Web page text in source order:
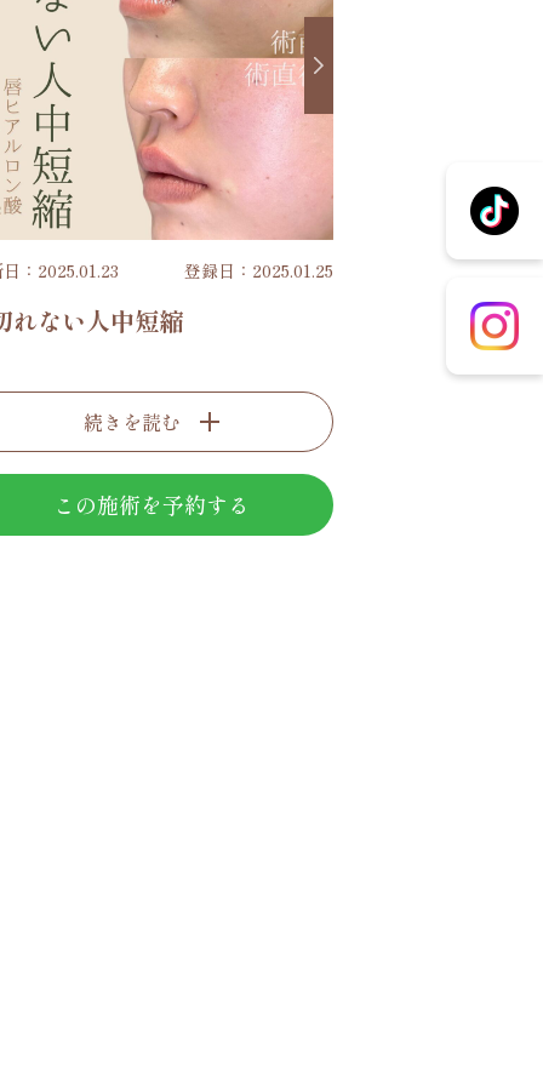
：2025.01.23 登録日：2025.01.25
れない人中短縮
続きを読む
この施術を予約する